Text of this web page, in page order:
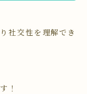
社交性を理解でき
！